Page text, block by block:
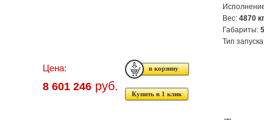
Вес:4870 кг
Габариты:
Тип
Цена:
8 601 246 руб.
Купить в 1 клик